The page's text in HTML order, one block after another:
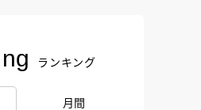
ランキング
月間